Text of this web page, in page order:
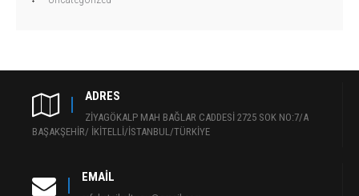
ADRES
ZİYAGÖKALP MAH BAĞLAR CADDESİ 2725 SOK NO:7/A
BAŞAKŞEHİR/ İKİTELLİ/İSTANBUL/TÜRKİYE
EMAIL